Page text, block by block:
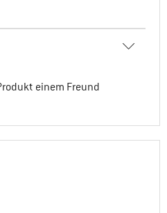
einem Freund